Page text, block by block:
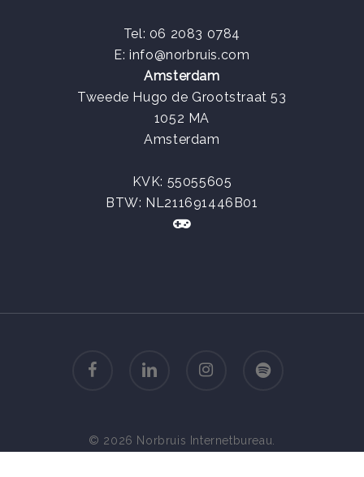
Tel: 06 2083 0784
E:info@norbruis.com
Amsterdam
Tweede Hugo de Grootstraat 53
1052 MA
Amsterdam
KVK: 55055605
BTW: NL211691446B01
© 2026 Norbruis Internetbureau.